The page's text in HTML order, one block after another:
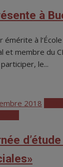
à
émérite à
et membre du
le...
2018